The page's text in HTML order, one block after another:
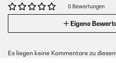
0 Bewertungen
Eigene
Es liegen keine Kommentare zu